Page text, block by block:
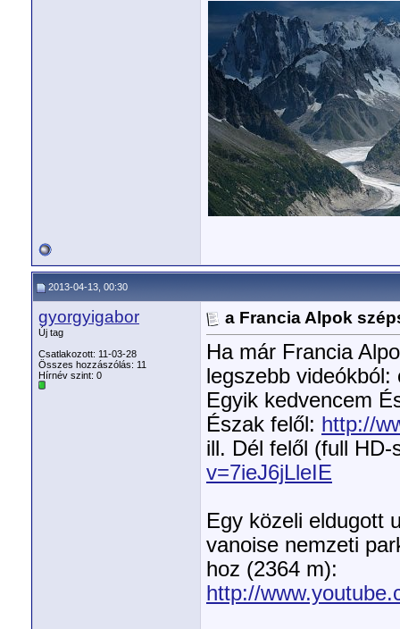
2013-04-13, 00:30
gyorgyigabor
Új tag
Csatlakozott: 11-03-28
Összes hozzászólás: 11
Hírnév szint: 0
a Francia Alpok
Ha már Francia
legszebb
Egyik kedvencem
Észak felől: http://
ill. Dél felől (full
v=7ieJ6jLleIE
Egy közeli eldugott
vanoise nemzeti
hoz (2364 m):
http://